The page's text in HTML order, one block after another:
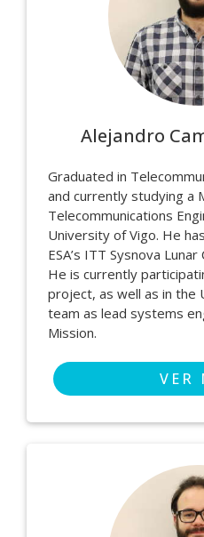
Alejandro
Graduated in
and currently studying a
Telecommunications
University of Vigo. He
ESA’s ITT Sysnova
He is currently
project, as well as in the
team as lead systems
Mission.
VER